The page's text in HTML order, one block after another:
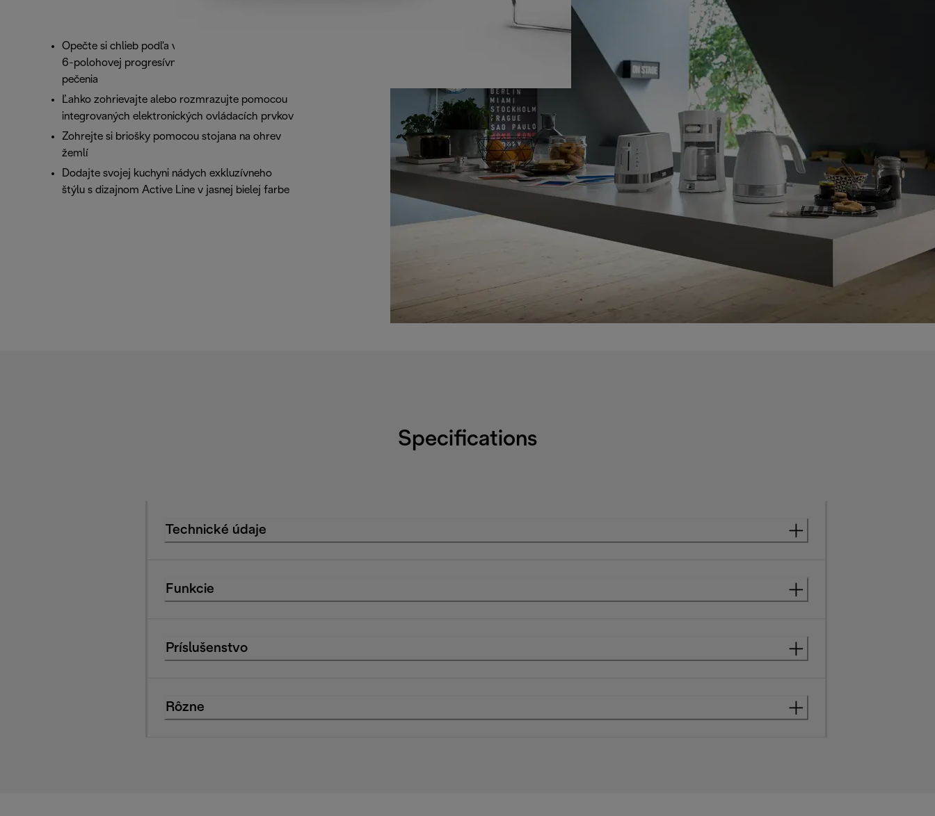
Opečte si chlieb podľa vašich predstáv pomocou
6-polohovej progresívnej elektronickej regulácie
pečenia
Ľahko zohrievajte alebo rozmrazujte pomocou
integrovaných elektronických ovládacích prvkov
Zohrejte si briošky pomocou stojana na ohrev
žemlí
Dodajte svojej kuchyni nádych exkluzívneho
štýlu s dizajnom Active Line v jasnej bielej farbe
Specifications
Technické údaje
Funkcie
Príslušenstvo
Rôzne